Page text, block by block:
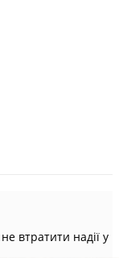
втратити надії у